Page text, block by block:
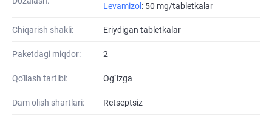
Levamizol : 50 mg/tabletkalar
Chiqarish shakli: Eriydigan tabletkalar
Paketdagi miqdor: 2
Qo'llash tartibi: Og`izga
Dam olish shartlari: Retseptsiz